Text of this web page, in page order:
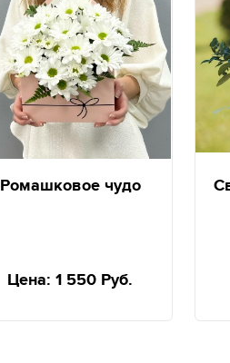
Ромашковое чудо
Цена: 1 550 Руб.